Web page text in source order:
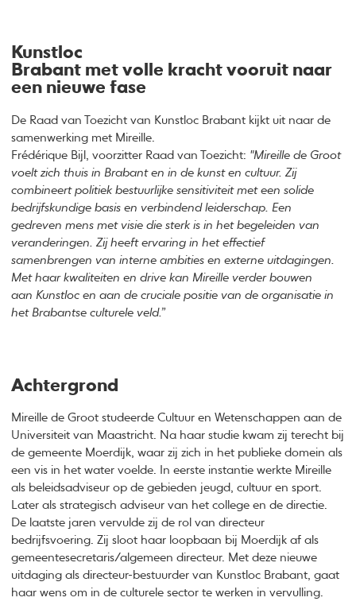
Kunstloc
Brabant met volle kracht vooruit naar
een nieuwe fase
De Raad van Toezicht van Kunstloc Brabant kijkt uit naar de
samenwerking met Mireille.
Frédérique Bijl, voorzitter Raad van Toezicht: "Mireille de Groot
voelt zich thuis in Brabant en in de kunst en cultuur. Zij
combineert politiek bestuurlijke sensitiviteit met een solide
bedrijfskundige basis en verbindend leiderschap. Een
gedreven mens met visie die sterk is in het begeleiden van
veranderingen. Zij heeft ervaring in het effectief
samenbrengen van interne ambities en externe uitdagingen.
Met haar kwaliteiten en drive kan Mireille verder bouwen
aan Kunstloc en aan de cruciale positie van de organisatie in
het Brabantse culturele veld.”
Achtergrond
Mireille de Groot studeerde Cultuur en Wetenschappen aan de
Universiteit van Maastricht. Na haar studie kwam zij terecht bij
de gemeente Moerdijk, waar zij zich in het publieke domein als
een vis in het water voelde. In eerste instantie werkte Mireille
als beleidsadviseur op de gebieden jeugd, cultuur en sport.
Later als strategisch adviseur van het college en de directie.
De laatste jaren vervulde zij de rol van directeur
bedrijfsvoering. Zij sloot haar loopbaan bij Moerdijk af als
gemeentesecretaris/algemeen directeur. Met deze nieuwe
uitdaging als directeur-bestuurder van Kunstloc Brabant, gaat
haar wens om in de culturele sector te werken in vervulling.